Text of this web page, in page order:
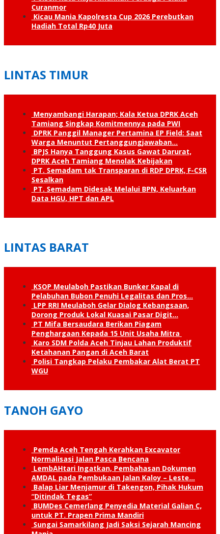
Curanmor
Kicau Mania Kapolresta Cup 2026 Perebutkan
Hadiah Total Rp40 Juta
LINTAS TIMUR
Menyambangi Harapan; Kala Ketua DPRK Aceh
Tamiang Singkap Komitmennya pada PWI
DPRK Panggil Manager Pertamina EP Field: Saat
Warga Menuntut Pertanggung­jawaban…
BPJS Hanya Tanggung Kasus Gawat Darurat,
DPRK Aceh Tamiang Menolak Kebijakan
PT. Semadam tak Transparan di RDP DPRK, F-CSR
Sesalkan
PT. Semadam Didesak Melalui BPN, Keluarkan
Data HGU, HPT dan APL
LINTAS BARAT
KSOP Meulaboh Pastikan Bunker Kapal di
Pelabuhan Bubon Penuhi Legalitas dan Pros…
LPP RRI Meulaboh Gelar Dialog Kebangsaan,
Dorong Produk Lokal Kuasai Pasar Digit…
PT Mifa Bersaudara Berikan Piagam
Penghargaan Kepada 15 Unit Usaha Mitra
Karo SDM Polda Aceh Tinjau Lahan Produktif
Ketahanan Pangan di Aceh Barat
Polisi Tangkap Pelaku Pembakar Alat Berat PT
WGU
TANOH GAYO
Pemda Aceh Tengah Kerahkan Excavator
Normalisasi Jalan Pasca Bencana
LembAHtari Ingatkan, Pembahasan Dokumen
AMDAL pada Pembukaan Jalan Kaloy – Leste…
Balap Liar Menjamur di Takengon, Pihak Hukum
“Ditindak Tegas”
BUMDes Cemerlang Penyedia Material Galian C,
untuk PT. Prapen Prima Mandiri
Sungai Samarkilang Jadi Saksi Sejarah Mancing